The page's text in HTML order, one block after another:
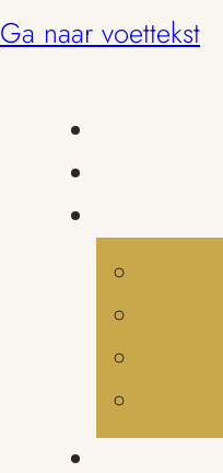
Ga naar voettekst